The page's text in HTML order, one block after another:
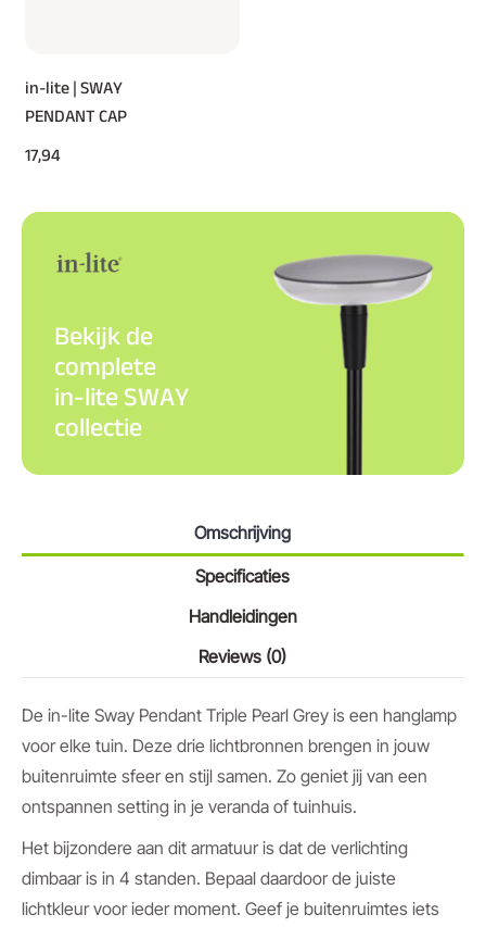
in-lite | SWAY
PENDANT CAP
17,94
Bekijk de
complete
in-lite SWAY
collectie
Omschrijving
Specificaties
Handleidingen
Reviews (0)
De in-lite Sway Pendant Triple Pearl Grey is een hanglamp
voor elke tuin. Deze drie lichtbronnen brengen in jouw
buitenruimte sfeer en stijl samen. Zo geniet jij van een
ontspannen setting in je veranda of tuinhuis.
Het bijzondere aan dit armatuur is dat de verlichting
dimbaar is in 4 standen. Bepaal daardoor de juiste
lichtkleur voor ieder moment. Geef je buitenruimtes iets